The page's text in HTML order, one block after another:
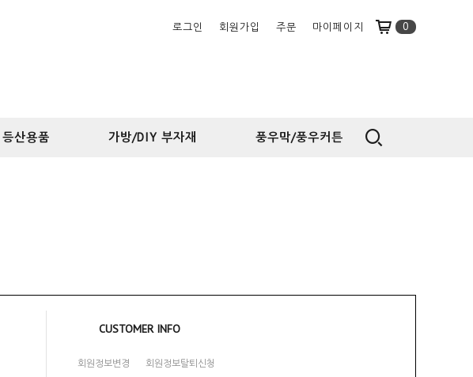
로그인 회원가입 주문 마이페이지 0
등산용품 가방/DIY 부자재 풍우막/풍우커튼
CUSTOMER INFO
회원정보변경 회원정보탈퇴신청